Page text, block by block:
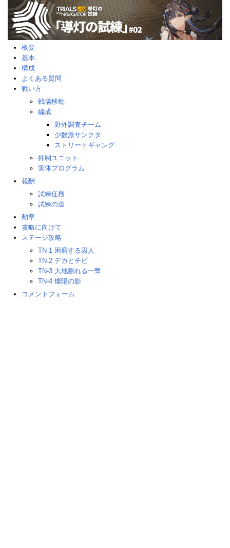
概要
基本
構成
よくある質問
戦い方
戦場移動
編成
野外調査チーム
少数派サンクタ
ストリートギャング
抑制ユニット
実体プログラム
報酬
試練任務
試練の道
勲章
攻略に向けて
ステージ攻略
TN-1 困窮する囚人
TN-2 デカとチビ
TN-3 大地割れる一撃
TN-4 燦陽の影
コメントフォーム